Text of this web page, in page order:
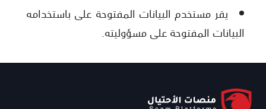
يقر مستخدم البيانات المفتوحة على باستخدامه
البيانات المفتوحة على مسؤوليته.